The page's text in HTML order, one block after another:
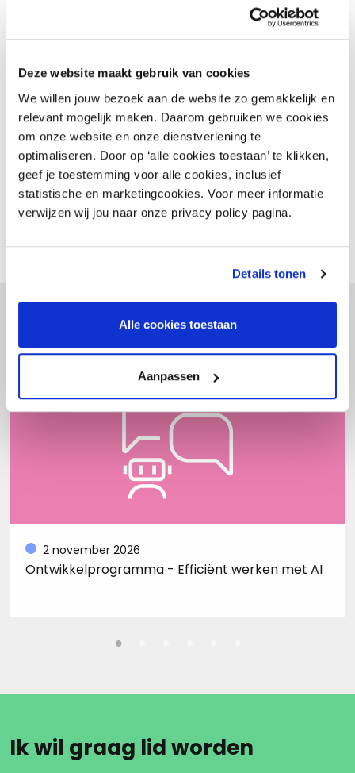
Deze website maakt gebruik van cookies
We willen jouw bezoek aan de website zo gemakkelijk en
relevant mogelijk maken. Daarom gebruiken we cookies
om onze website en onze dienstverlening te
optimaliseren. Door op ‘alle cookies toestaan’ te klikken,
geef je toestemming voor alle cookies, inclusief
statistische en marketingcookies. Voor meer informatie
verwijzen wij jou naar onze privacy policy pagina.
Details tonen
Alle cookies toestaan
Aanpassen
Bel ons
Floor Hogervorst
Projectleider INretail
Ontwikkelprogramma
- Gerelateerd -
2 november 2026
Ontwikkelprogramma - Efficiënt werken met AI
Ik wil graag lid worden